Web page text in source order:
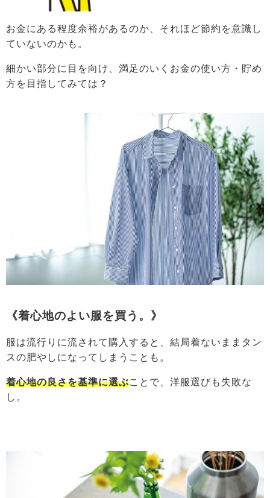
お金にある程度余裕があるのか、それほど節約を意識し
ていないのかも。
細かい部分に目を向け、満足のいくお金の使い方・貯め
方を目指してみては？
《着心地のよい服を買う。》
服は流行りに流されて購入すると、結局着ないままタン
スの肥やしになってしまうことも。
着心地の良さを基準に選ぶことで、洋服選びも失敗な
し。